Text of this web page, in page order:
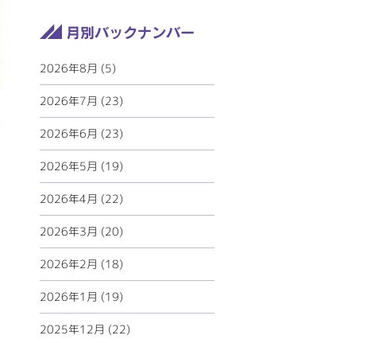
2026年8月 (5)
2026年7月 (23)
2026年6月 (23)
2026年5月 (19)
2026年4月 (22)
2026年3月 (20)
2026年2月 (18)
2026年1月 (19)
2025年12月 (22)